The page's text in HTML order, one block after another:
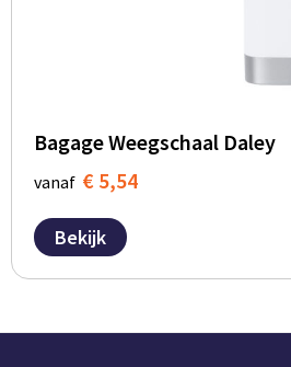
Bagage Weegschaal Daley
vanaf € 5,54
Bekijk